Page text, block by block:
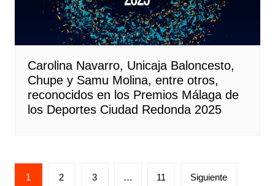
Carolina Navarro, Unicaja Baloncesto,
Chupe y Samu Molina, entre otros,
reconocidos en los Premios Málaga de
los Deportes Ciudad Redonda 2025
1 2 3 … 11 Siguiente